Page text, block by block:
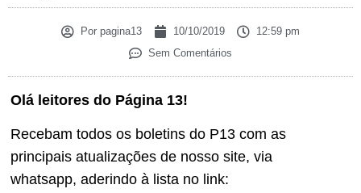
Por pagina13 10/10/2019
12:59 pm
Sem Comentários
Olá leitores do Página 13!
Recebam todos os boletins do P13 com as
principais atualizações de nosso site, via
whatsapp, aderindo à lista no link: